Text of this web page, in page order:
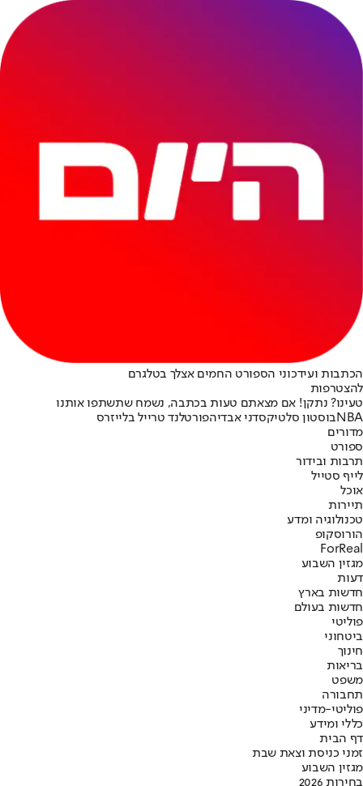
הכתבות ועידכוני הספורט החמים אצלך בטלגרם
להצטרפות
טעינו? נתקן! אם מצאתם טעות בכתבה, נשמח שתשתפו אותנו
NBAבוסטון סלטיקסדני אבדיהפורטלנד טרייל בלייזרס
מדורים
ספורט
תרבות ובידור
לייף סטייל
אוכל
תיירות
טכנולוגיה ומדע
הורוסקופ
ForReal
מגזין השבוע
דעות
חדשות בארץ
חדשות בעולם
פוליטי
ביטחוני
חינוך
בריאות
משפט
תחבורה
פוליטי-מדיני
כללי ומידע
דף הבית
זמני כניסת וצאת שבת
מגזין השבוע
בחירות 2026